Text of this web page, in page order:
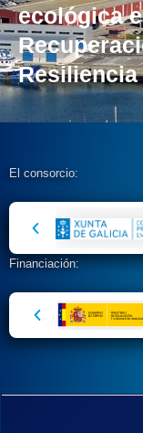
ecológica
Resiliencia
El consorcio:
Financiación: